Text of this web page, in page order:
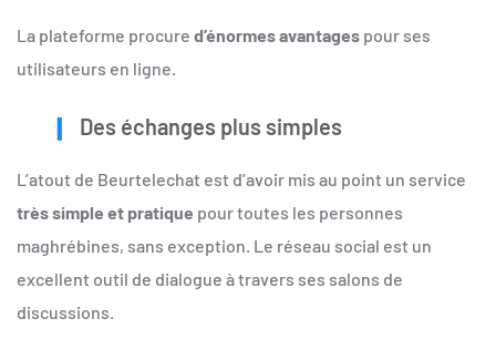
La plateforme procure d’énormes avantages pour ses
utilisateurs en ligne.
Des échanges plus simples
L’atout de Beurtelechat est d’avoir mis au point un service
très simple et pratique pour toutes les personnes
maghrébines, sans exception. Le réseau social est un
excellent outil de dialogue à travers ses salons de
discussions.